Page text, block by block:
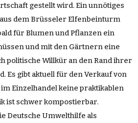
gestellt wird. Ein unnötiges
dem Brüsseler Elfenbeinturm
für Blumen und Pflanzen ein
und mit den Gärtnern eine
politische Willkür an den Rand ihrer
Es gibt aktuell für den Verkauf von
Einzelhandel keine praktikablen
ist schwer kompostierbar.
Deutsche Umwelthilfe als